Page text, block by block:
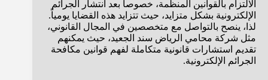
الالتزام بالقوانين المنظمة، خصوصاً بعد انتشار الجرائم
الإلكترونية بشكل متزايد، حيث تتزايد هذه القضايا يومياً.
لذا، ينصح بالتواصل مع متخصصين في المجال القانوني،
مثل شركة محامي الرياض سند الجعيد، حيث يمكنهم
تقديم استشارات قانونية متكاملة لفهم قوانين مكافحة
الجرائم الإلكترونية.